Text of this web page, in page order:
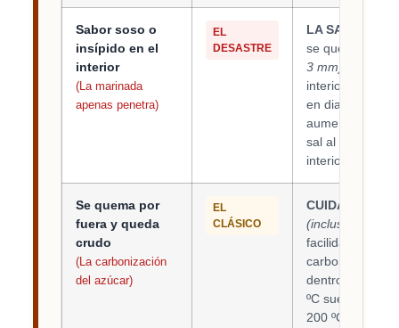
Sabor soso o
insípido en el
interior
(La marinada
apenas penetra)
EL
DESASTRE
LA SAL ES LA
se quedan en
3 mm)
interior.
en diagonal
aumentar el
sal al adobo
interior.
Se quema por
fuera y queda
crudo
(La carbonización
del azúcar)
EL
CLÁSICO
CUIDADO
(incluso en la
facilidad por
carbonizando
dentro.
ºC suele dar
200 ºC, o bien